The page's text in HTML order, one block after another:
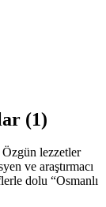
(1)
Özgün lezzetler
ve araştırmacı
dolu “Osmanlı